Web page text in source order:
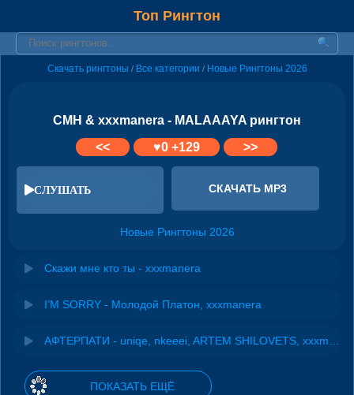
Топ Рингтон
Скачать рингтоны / Все категории / Новые Рингтоны 2026
CMH & xxxmanera - MALAAAYA рингтон
<<
♥0+129 >>
СЛУШАТЬ СКАЧАТЬ MP3
Новые Рингтоны 2026
Скажи мне кто ты - xxxmanera
I’M SORRY - Молодой Платон, xxxmanera
ПОКАЗАТЬ ЕЩЁ